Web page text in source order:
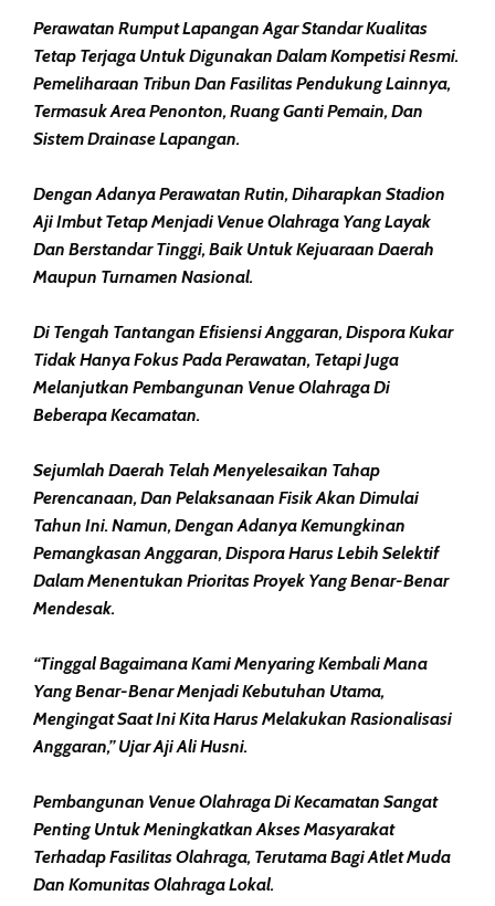
Perawatan Rumput Lapangan Agar Standar Kualitas
Tetap Terjaga Untuk Digunakan Dalam Kompetisi Resmi.
Pemeliharaan Tribun Dan Fasilitas Pendukung Lainnya,
Termasuk Area Penonton, Ruang Ganti Pemain, Dan
Sistem Drainase Lapangan.
Dengan Adanya Perawatan Rutin, Diharapkan Stadion
Aji Imbut Tetap Menjadi Venue Olahraga Yang Layak
Dan Berstandar Tinggi, Baik Untuk Kejuaraan Daerah
Maupun Turnamen Nasional.
Di Tengah Tantangan Efisiensi Anggaran, Dispora Kukar
Tidak Hanya Fokus Pada Perawatan, Tetapi Juga
Melanjutkan Pembangunan Venue Olahraga Di
Beberapa Kecamatan.
Sejumlah Daerah Telah Menyelesaikan Tahap
Perencanaan, Dan Pelaksanaan Fisik Akan Dimulai
Tahun Ini. Namun, Dengan Adanya Kemungkinan
Pemangkasan Anggaran, Dispora Harus Lebih Selektif
Dalam Menentukan Prioritas Proyek Yang Benar-Benar
Mendesak.
“Tinggal Bagaimana Kami Menyaring Kembali Mana
Yang Benar-Benar Menjadi Kebutuhan Utama,
Mengingat Saat Ini Kita Harus Melakukan Rasionalisasi
Anggaran,” Ujar Aji Ali Husni.
Pembangunan Venue Olahraga Di Kecamatan Sangat
Penting Untuk Meningkatkan Akses Masyarakat
Terhadap Fasilitas Olahraga, Terutama Bagi Atlet Muda
Dan Komunitas Olahraga Lokal.